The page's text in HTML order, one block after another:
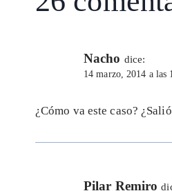
Nacho dice:
14 marzo, 2014 a las
¿Cómo va este caso?
Pilar Remiro